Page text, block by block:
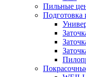
Пильные
Подготовка